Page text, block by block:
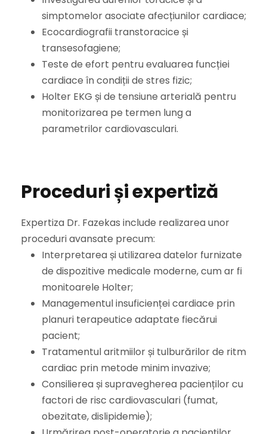
simptomelor asociate afecțiunilor cardiace;
Ecocardiografii transtoracice și
transesofagiene;
Teste de efort pentru evaluarea funcției
cardiace în condiții de stres fizic;
Holter EKG și de tensiune arterială pentru
monitorizarea pe termen lung a
parametrilor cardiovasculari.
Proceduri și expertiză
Expertiza Dr. Fazekas include realizarea unor
proceduri avansate precum:
Interpretarea și utilizarea datelor furnizate
de dispozitive medicale moderne, cum ar fi
monitoarele Holter;
Managementul insuficienței cardiace prin
planuri terapeutice adaptate fiecărui
pacient;
Tratamentul aritmiilor și tulburărilor de ritm
cardiac prin metode minim invazive;
Consilierea și supravegherea pacienților cu
factori de risc cardiovasculari (fumat,
obezitate, dislipidemie);